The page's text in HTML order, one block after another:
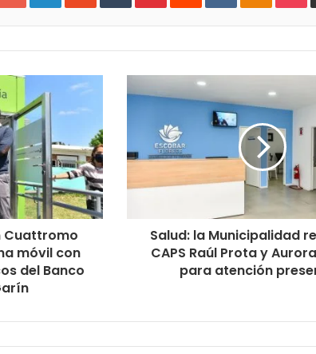
Cuattromo
móvil con
del Banco
Salud: la Municipalidad
CAPS Raúl Prota y
para atención